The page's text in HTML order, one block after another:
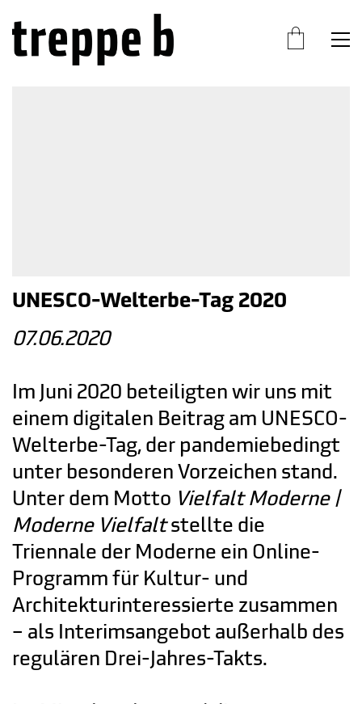
UNESCO-Welterbe-Tag 2020
07.06.2020
Im Juni 2020 beteiligten wir uns mit
einem digitalen Beitrag am UNESCO-
Welterbe-Tag, der pandemiebedingt
unter besonderen Vorzeichen stand.
Unter dem Motto Vielfalt Moderne |
Moderne Vielfaltstellte die
Triennale der Moderne ein Online-
Programm für Kultur- und
Architekturinteressierte zusammen
– als Interimsangebot außerhalb des
regulären Drei-Jahres-Takts.